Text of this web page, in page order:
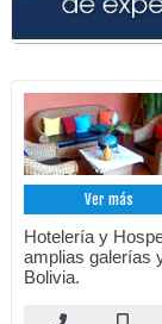
Ver más
Hotelería y
amplias galerías
Bolivia.